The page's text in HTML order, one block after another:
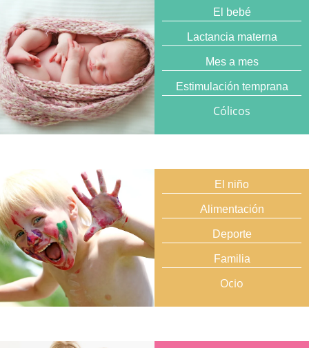
El bebé
Lactancia materna
Mes a mes
Estimulación temprana
Cólicos
El niño
Alimentación
Deporte
Familia
Ocio